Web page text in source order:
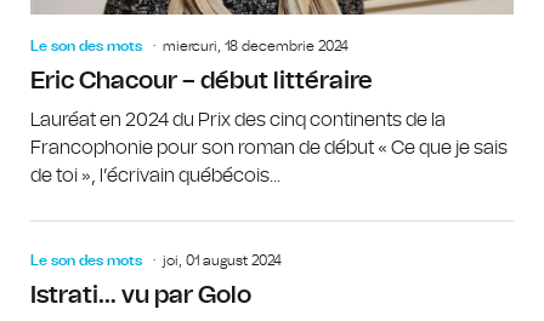
Le son des mots miercuri, 18 decembrie 2024
Eric Chacour – début littéraire
Lauréat en 2024 du Prix des cinq continents de la
Francophonie pour son roman de début « Ce que je sais
de toi », l’écrivain québécois...
Le son des mots joi, 01 august 2024
Istrati… vu par Golo